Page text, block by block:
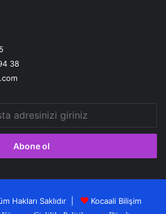
38
Hakları Saklıdır | Kocaali Bilişim